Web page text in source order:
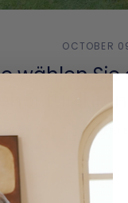
OCTOBER
wählen
für